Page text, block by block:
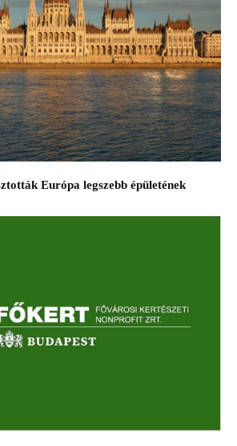
Európa legszebb épületének